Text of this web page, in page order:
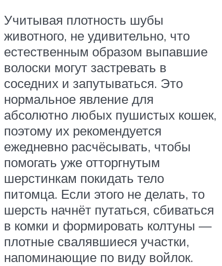
Учитывая плотность шубы
животного, не удивительно, что
естественным образом выпавшие
волоски могут застревать в
соседних и запутываться. Это
нормальное явление для
абсолютно любых пушистых кошек,
поэтому их рекомендуется
ежедневно расчёсывать, чтобы
помогать уже отторгнутым
шерстинкам покидать тело
питомца. Если этого не делать, то
шерсть начнёт путаться, сбиваться
в комки и формировать колтуны —
плотные свалявшиеся участки,
напоминающие по виду войлок.